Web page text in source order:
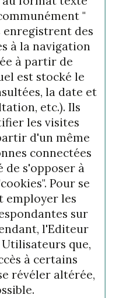
"
enregistrent des
à la navigation
à partir de
est stocké le
la date et
etc.). Ils
les visites
d'un même
connectées
de s'opposer à
Pour se
employer les
sur
l'Editeur
que,
à certains
révéler altérée,